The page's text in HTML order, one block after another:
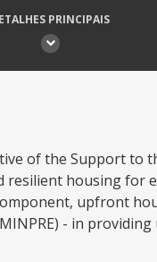
PRINCIPAIS
of the Support to
resilient housing for
upfront
- in